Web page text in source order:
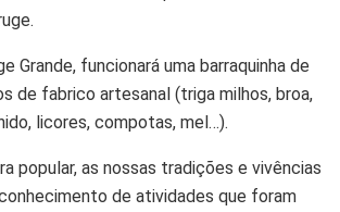
Grande, funcionará uma barraquinha de
de fabrico artesanal (triga milhos, broa,
licores, compotas, mel…).
popular, as nossas tradições e vivências
de atividades que foram